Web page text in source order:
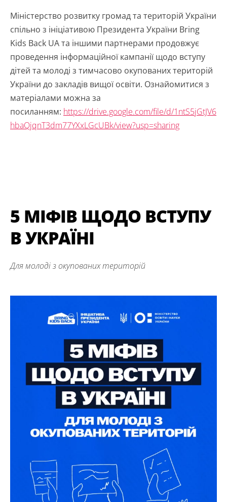
Міністерство розвитку громад та територій України
спільно з ініціативою Президента України Bring
Kids Back UA та іншими партнерами продовжує
проведення інформаційної кампанії щодо вступу
дітей та молоді з тимчасово окупованих територій
України до закладів вищої освіти. Ознайомитися з
матеріалами можна за
посиланням: https://drive.google.com/file/d/1ntS5jGtJV6
hbaQjqnT3dm77YXxLGcUBk/view?usp=sharing
5 МІФІВ ЩОДО ВСТУПУ
В УКРАЇНІ
Для молоді з окупованих територій